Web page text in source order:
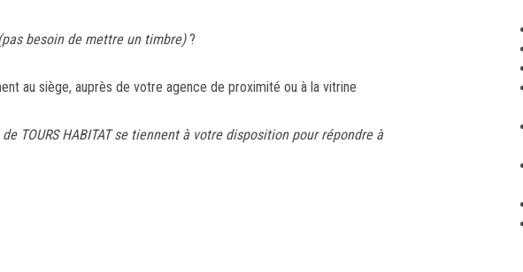
besoin de mettre un timbre)?
au siège, auprès de votre agence de proximité ou à la vitrine
TOURS HABITAT se tiennent à votre disposition pour répondre à